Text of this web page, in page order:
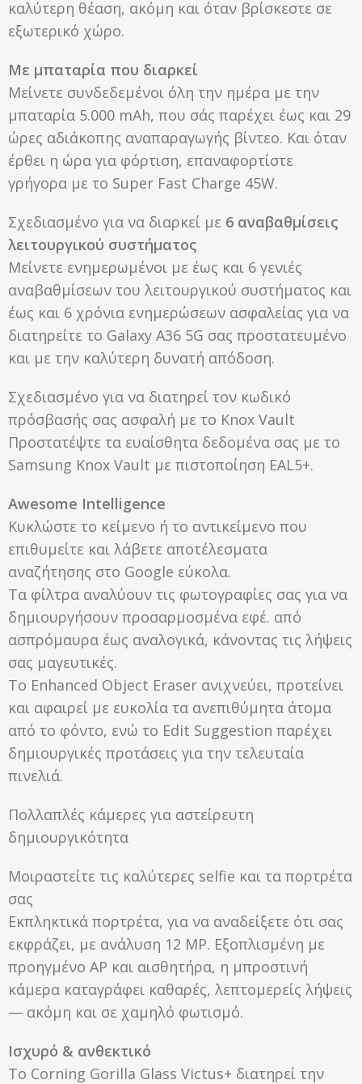
καλύτερη θέαση, ακόμη και όταν βρίσκεστε σε
εξωτερικό χώρο.
Με μπαταρία που διαρκεί
Μείνετε συνδεδεμένοι όλη την ημέρα με την
μπαταρία 5.000 mAh, που σάς παρέχει έως και 29
ώρες αδιάκοπης αναπαραγωγής βίντεο. Και όταν
έρθει η ώρα για φόρτιση, επαναφορτίστε
γρήγορα με το Super Fast Charge 45W.
Σχεδιασμένο για να διαρκεί με 6 αναβαθμίσεις
λειτουργικού συστήματος
Μείνετε ενημερωμένοι με έως και 6 γενιές
αναβαθμίσεων του λειτουργικού συστήματος και
έως και 6 χρόνια ενημερώσεων ασφαλείας για να
διατηρείτε το Galaxy A36 5G σας προστατευμένο
και με την καλύτερη δυνατή απόδοση.
Σχεδιασμένο για να διατηρεί τον κωδικό
πρόσβασής σας ασφαλή με το Knox Vault
Προστατέψτε τα ευαίσθητα δεδομένα σας με το
Samsung Knox Vault με πιστοποίηση EAL5+.
Awesome Intelligence
Κυκλώστε το κείμενο ή το αντικείμενο που
επιθυμείτε και λάβετε αποτέλεσματα
αναζήτησης στο Google εύκολα.
Τα φίλτρα αναλύουν τις φωτογραφίες σας για να
δημιουργήσουν προσαρμοσμένα εφέ. από
ασπρόμαυρα έως αναλογικά, κάνοντας τις λήψεις
σας μαγευτικές.
Το Enhanced Object Eraser ανιχνεύει, προτείνει
και αφαιρεί με ευκολία τα ανεπιθύμητα άτομα
από το φόντο, ενώ το Edit Suggestion παρέχει
δημιουργικές προτάσεις για την τελευταία
πινελιά.
Πολλαπλές κάμερες για αστείρευτη
δημιουργικότητα
Μοιραστείτε τις καλύτερες selfie και τα πορτρέτα
σας
Εκπληκτικά πορτρέτα, για να αναδείξετε ότι σας
εκφράζει, με ανάλυση 12 MP. Εξοπλισμένη με
προηγμένο AP και αισθητήρα, η μπροστινή
κάμερα καταγράφει καθαρές, λεπτομερείς λήψεις
— ακόμη και σε χαμηλό φωτισμό.
Ισχυρό & ανθεκτικό
Το Corning Gorilla Glass Victus+ διατηρεί την